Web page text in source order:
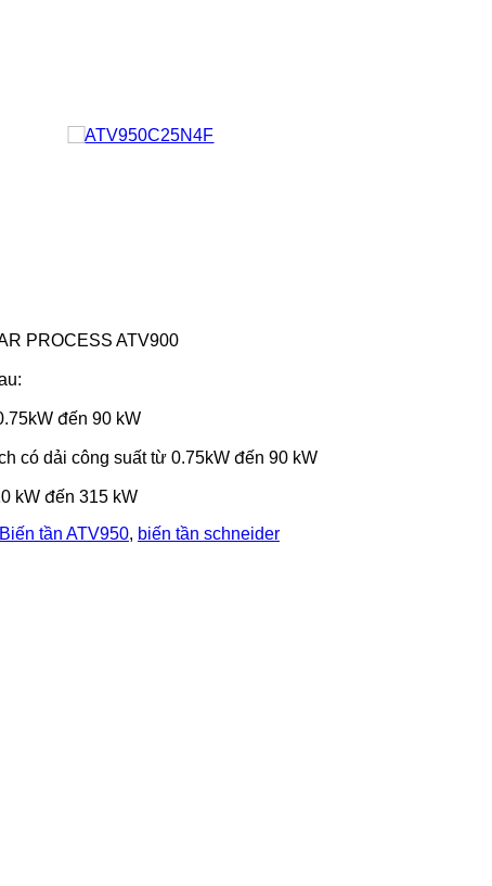
PROCESS ATV900
đến 90 kW
có dải công suất từ 0.75kW đến 90 kW
kW đến 315 kW
Biến tần ATV950, biến tần schneider